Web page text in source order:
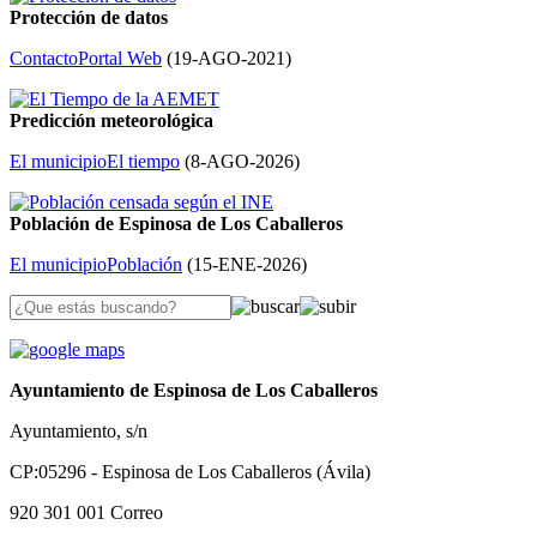
Protección de datos
ContactoPortal Web (19-AGO-2021)
Predicción meteorológica
El municipioEl tiempo (8-AGO-2026)
Población de Espinosa de Los Caballeros
El municipioPoblación (15-ENE-2026)
Ayuntamiento de Espinosa de Los Caballeros
Ayuntamiento, s/n
CP:05296 - Espinosa de Los Caballeros (Ávila)
920 301 001 Correo